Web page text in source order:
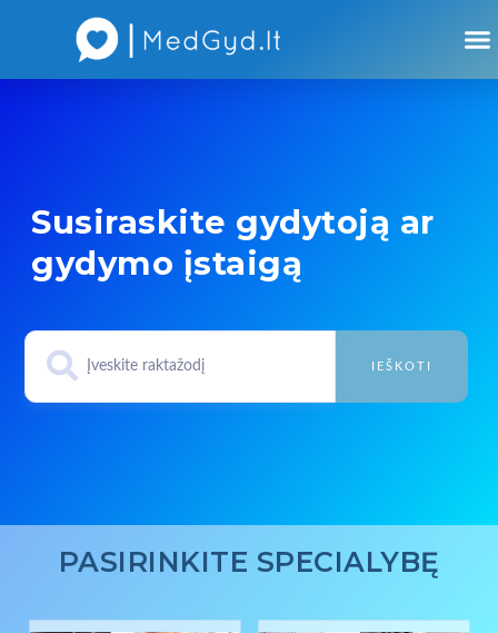
Susiraskite gydytoją ar
gydymo įstaigą
IEŠKOTI
PASIRINKITE SPECIALYBĘ
SPECIALYBIU PSL